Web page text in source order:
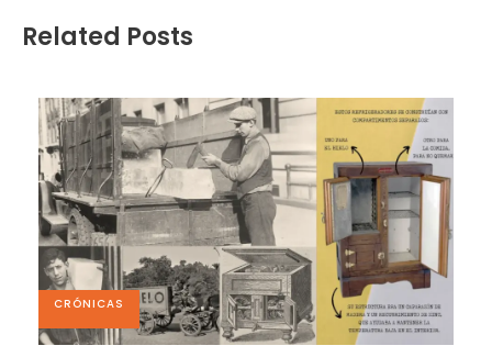
Related Posts
CRÓNICAS